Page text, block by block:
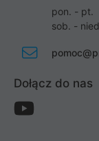
pon. - pt.
sob. -
Dołącz do nas